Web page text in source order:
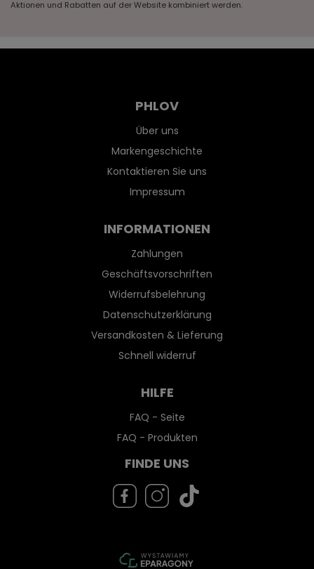
Aktionen und Rabatten auf der Website kombiniert werden.
PHLOV
Über uns
Markengeschichte
Kontaktieren Sie uns
Impressum
INFORMATIONEN
Zahlungen
Geschäftsvorschriften
Widerrufsbelehrung
Datenschutzerklärung
Versandkosten & Lieferung
Schnell widerruf
HILFE
FAQ - Seite
FAQ - Produkten
FINDE UNS